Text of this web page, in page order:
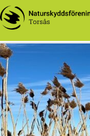
Torsås
Webbplats för Torsås